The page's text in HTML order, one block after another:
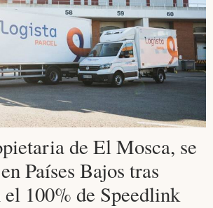
de El Mosca, se
Países Bajos tras
el 100% de Speedlink